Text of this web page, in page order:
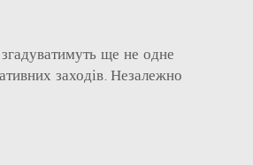
ще не одне
заходів. Незалежно